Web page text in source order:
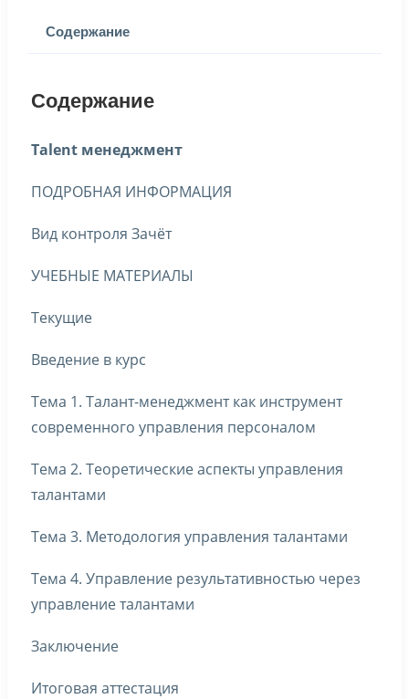
Содержание
Содержание
Talent менеджмент
ПОДРОБНАЯ ИНФОРМАЦИЯ
Вид контроля Зачёт
УЧЕБНЫЕ МАТЕРИАЛЫ
Текущие
Введение в курс
Тема 1. Талант-менеджмент как инструмент
современного управления персоналом
Тема 2. Теоретические аспекты управления
талантами
Тема 3. Методология управления талантами
Тема 4. Управление результативностью через
управление талантами
Заключение
Итоговая аттестация